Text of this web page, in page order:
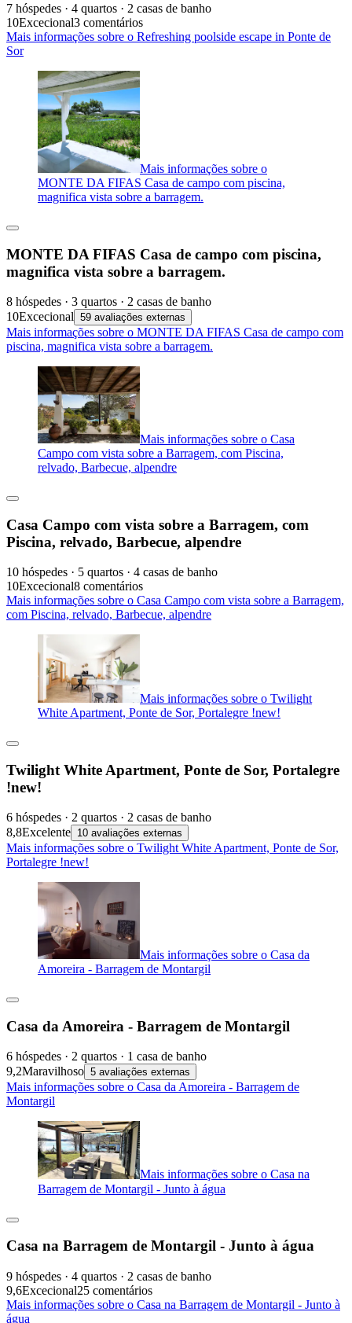
7 hóspedes · 4 quartos · 2 casas de banho
10Excecional3 comentários
Mais informações sobre o Refreshing poolside escape in Ponte de
Sor
Mais informações sobre o
MONTE DA FIFAS Casa de campo com piscina,
magnifica vista sobre a barragem.
MONTE DA FIFAS Casa de campo com piscina,
magnifica vista sobre a barragem.
8 hóspedes · 3 quartos · 2 casas de banho
10Excecional 59 avaliações externas
Mais informações sobre o MONTE DA FIFAS Casa de campo com
piscina, magnifica vista sobre a barragem.
Mais informações sobre o Casa
Campo com vista sobre a Barragem, com Piscina,
relvado, Barbecue, alpendre
Casa Campo com vista sobre a Barragem, com
Piscina, relvado, Barbecue, alpendre
10 hóspedes · 5 quartos · 4 casas de banho
10Excecional8 comentários
Mais informações sobre o Casa Campo com vista sobre a Barragem,
com Piscina, relvado, Barbecue, alpendre
Mais informações sobre o Twilight
White Apartment, Ponte de Sor, Portalegre !new!
Twilight White Apartment, Ponte de Sor, Portalegre
!new!
6 hóspedes · 2 quartos · 2 casas de banho
8,8Excelente 10 avaliações externas
Mais informações sobre o Twilight White Apartment, Ponte de Sor,
Portalegre !new!
Mais informações sobre o Casa da
Amoreira - Barragem de Montargil
Casa da Amoreira - Barragem de Montargil
6 hóspedes · 2 quartos · 1 casa de banho
9,2Maravilhoso 5 avaliações externas
Mais informações sobre o Casa da Amoreira - Barragem de
Montargil
Mais informações sobre o Casa na
Barragem de Montargil - Junto à água
Casa na Barragem de Montargil - Junto à água
9 hóspedes · 4 quartos · 2 casas de banho
9,6Excecional25 comentários
Mais informações sobre o Casa na Barragem de Montargil - Junto à
água